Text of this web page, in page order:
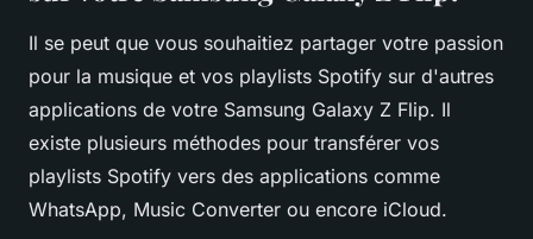
Il se peut que vous souhaitiez partager votre passion
pour la musique et vos playlists Spotify sur d'autres
applications de votre Samsung Galaxy Z Flip. Il
existe plusieurs méthodes pour transférer vos
playlists Spotify vers des applications comme
WhatsApp, Music Converter ou encore iCloud.